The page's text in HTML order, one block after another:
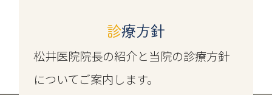
診療方針
松井医院院長の紹介と当院の診療方針
についてご案内します。